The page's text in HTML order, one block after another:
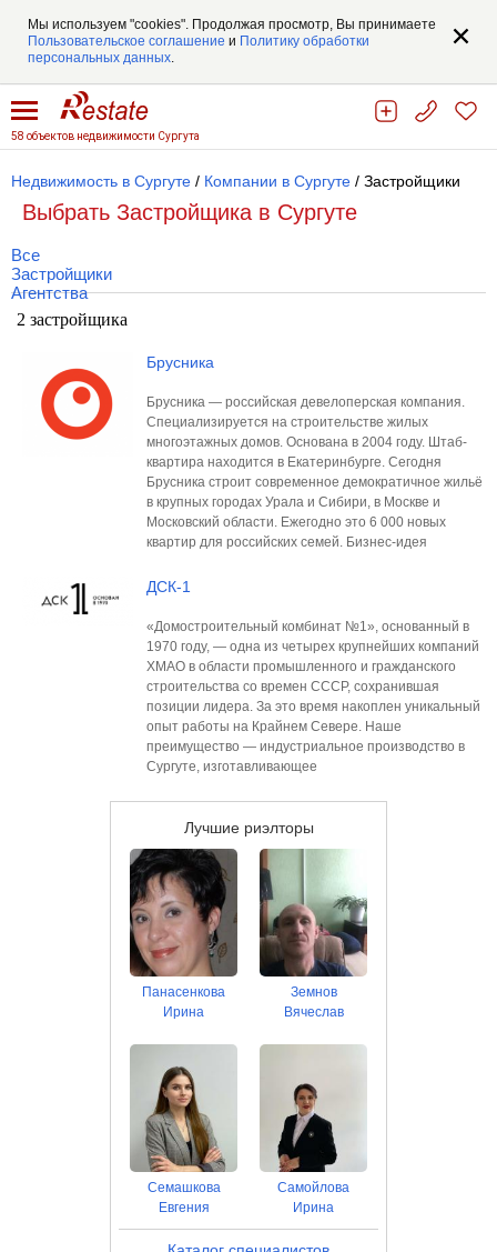
Мы используем "cookies". Продолжая просмотр, Вы принимаете
Пользовательское соглашение и Политику обработки
персональных данных.
58 объектов недвижимости Сургута
Недвижимость в Сургуте / Компании в Сургуте / Застройщики
Выбрать Застройщика в Сургуте
Все
Застройщики
Агентства
2 застройщика
Брусника
Брусника — российская девелоперская компания.
Специализируется на строительстве жилых
многоэтажных домов. Основана в 2004 году. Штаб-
квартира находится в Екатеринбурге. Сегодня
Брусника строит современное демократичное жильё
в крупных городах Урала и Сибири, в Москве и
Московский области. Ежегодно это 6 000 новых
квартир для российских семей. Бизнес-идея
ДСК-1
«Домостроительный комбинат №1», основанный в
1970 году, — одна из четырех крупнейших компаний
ХМАО в области промышленного и гражданского
строительства со времен СССР, сохранившая
позиции лидера. За это время накоплен уникальный
опыт работы на Крайнем Севере. Наше
преимущество — индустриальное производство в
Сургуте, изготавливающее
Лучшие риэлторы
Панасенкова
Ирина
Земнов
Вячеслав
Семашкова
Евгения
Самойлова
Ирина